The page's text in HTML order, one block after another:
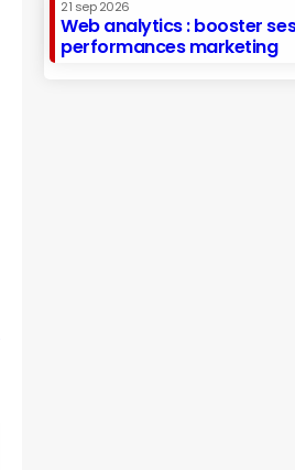
21 sep 2026
Web analytics : booster
performances marketing